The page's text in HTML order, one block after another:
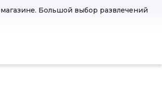
Большой выбор развлечений